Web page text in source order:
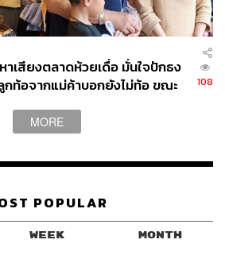
THE AUTHOR
THE STANDARD TEAM
งบรรณาธิการ THE STANDARD
ABOUT THE PHOTOGRAPHER
ศวิตา พูลเสถียร
าเสียงตลาดห้วยเดื่อ มั่นใจปักธง
กท้อจากแม่ค้าบอกยังไม่ท้อ ขณะ
108
MORE
POPULAR
WEEK MONTH